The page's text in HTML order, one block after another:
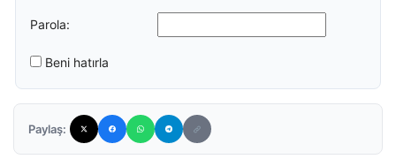
Parola:
Beni hatırla
Paylaş: